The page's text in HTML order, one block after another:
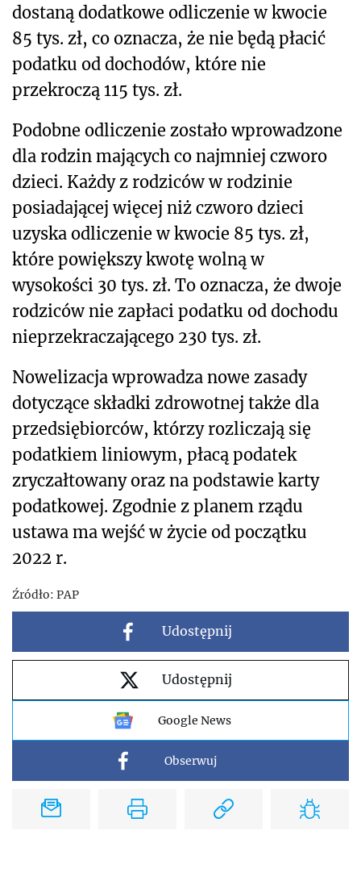
dostaną dodatkowe odliczenie w kwocie
85 tys. zł, co oznacza, że nie będą płacić
podatku od dochodów, które nie
przekroczą 115 tys. zł.
Podobne odliczenie zostało wprowadzone
dla rodzin mających co najmniej czworo
dzieci. Każdy z rodziców w rodzinie
posiadającej więcej niż czworo dzieci
uzyska odliczenie w kwocie 85 tys. zł,
które powiększy kwotę wolną w
wysokości 30 tys. zł. To oznacza, że dwoje
rodziców nie zapłaci podatku od dochodu
nieprzekraczającego 230 tys. zł.
Nowelizacja wprowadza nowe zasady
dotyczące składki zdrowotnej także dla
przedsiębiorców, którzy rozliczają się
podatkiem liniowym, płacą podatek
zryczałtowany oraz na podstawie karty
podatkowej. Zgodnie z planem rządu
ustawa ma wejść w życie od początku
2022 r.
Źródło: PAP
Udostępnij
Udostępnij
Google News
Obserwuj